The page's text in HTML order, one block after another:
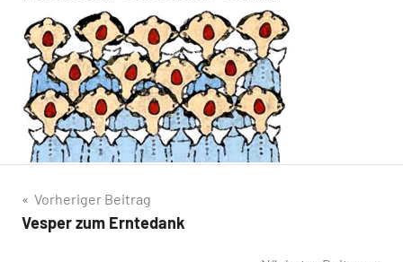
Beitragsnavigation
Vorheriger Beitrag
Vesper zum Erntedank